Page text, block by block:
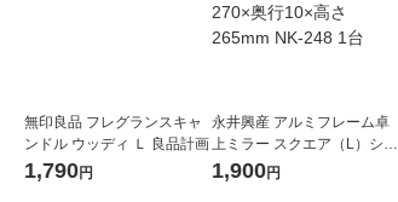
無印良品 フレグランスキャ
ンドル ウッディ Ｌ 良品計画
1,790円
永井興産 アルミフレーム卓
上ミラー スクエア（L）シル
バー 幅270×奥行10×高さ26
1,900円